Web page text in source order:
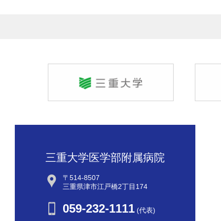
三重大学医学部附属病院
〒514-8507
三重県津市江戸橋2丁目174
059-232-1111 (代表)